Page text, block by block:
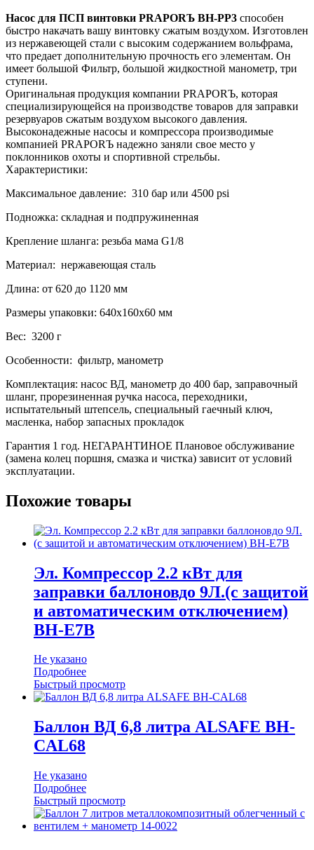
PP3P
Насос для ПСП винтовки PRAPORЪ BH-PP3 способен
быстро накачать вашу винтовку сжатым воздухом. Изготовлен
из нержавеющей стали с высоким содержанием вольфрама,
что предает дополнительную прочность его элементам. Он
имеет большой Фильтр, большой жидкостной манометр, три
ступени.
Оригинальная продукция компании PRAPORЪ, которая
специализирующейся на производстве товаров для заправки
резервуаров сжатым воздухом высокого давления.
Высоконадежные насосы и компрессора производимые
компанией PRAPORЪ надежно заняли свое место у
поклонников охоты и спортивной стрельбы.
Характеристики:
Максимальное давление: 310 бар или 4500 psi
Подножка: складная и подпружиненная
Крепление шланга: резьба мама G1/8
Материал: нержавеющая сталь
Длина: от 620 до 1120 мм
Размеры упаковки: 640х160х60 мм
Вес: 3200 г
Особенности: фильтр, манометр
Комплектация: насос ВД, манометр до 400 бар, заправочный
шланг, прорезиненная ручка насоса, переходники,
испытательный штепсель, специальный гаечный ключ,
масленка, набор запасных прокладок
Гарантия 1 год. НЕГАРАНТИНОЕ Плановое обслуживание
(замена колец поршня, смазка и чистка) зависит от условий
эксплуатации.
Похожие товары
Эл. Компрессор 2.2 кВт для
заправки баллоновдо 9Л.(с защитой
и автоматическим отключением)
BH-E7В
Не указано
Подробнее
Быстрый просмотр
Баллон ВД 6,8 литра ALSAFE BH-
CAL68
Не указано
Подробнее
Быстрый просмотр